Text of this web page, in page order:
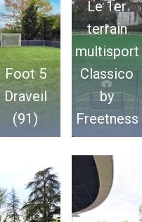
Foot 5
Draveil
(91)
Le 1er
terrain
multisport
Classico
by
Freetness